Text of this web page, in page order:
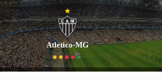
Atletico-MG